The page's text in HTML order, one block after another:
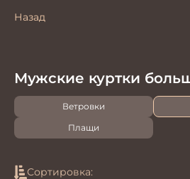
Назад
Мужские куртки
Ветровки
Плащи
Сортировка: